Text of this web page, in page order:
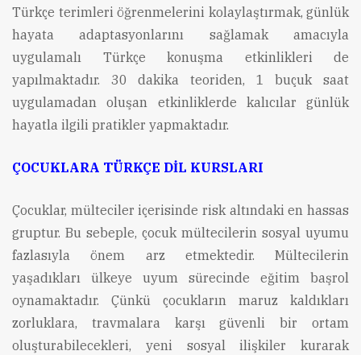
Türkçe terimleri öğrenmelerini kolaylaştırmak, günlük
hayata adaptasyonlarını sağlamak amacıyla
uygulamalı Türkçe konuşma etkinlikleri de
yapılmaktadır. 30 dakika teoriden, 1 buçuk saat
uygulamadan oluşan etkinliklerde kalıcılar günlük
hayatla ilgili pratikler yapmaktadır.
ÇOCUKLARA TÜRKÇE DİL KURSLARI
Çocuklar, mülteciler içerisinde risk altındaki en hassas
gruptur. Bu sebeple, çocuk mültecilerin sosyal uyumu
fazlasıyla önem arz etmektedir. Mültecilerin
yaşadıkları ülkeye uyum sürecinde eğitim başrol
oynamaktadır. Çünkü çocukların maruz kaldıkları
zorluklara, travmalara karşı güvenli bir ortam
oluşturabilecekleri, yeni sosyal ilişkiler kurarak